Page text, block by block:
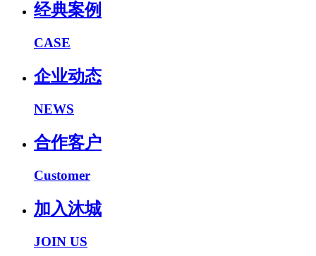
经典案例
CASE
企业动态
NEWS
合作客户
Customer
加入沐城
JOIN US